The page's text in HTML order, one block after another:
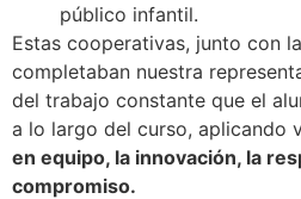
público infantil.
Estas cooperativas, junto con
completaban nuestra
del trabajo constante que el
a lo largo del curso, aplicando
en equipo, la innovación, la
compromiso.